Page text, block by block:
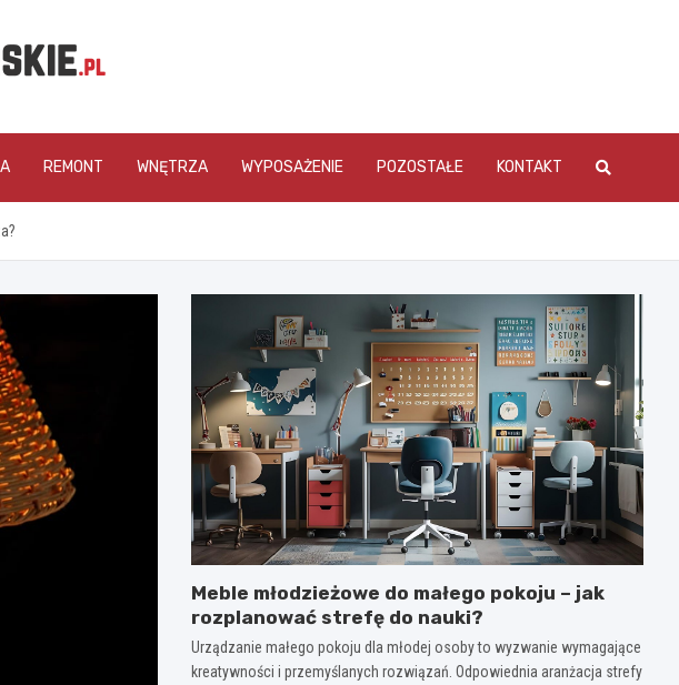
REMONT WNĘTRZA WYPOSAŻENIE POZOSTAŁE KONTAKT
Meble młodzieżowe do małego pokoju – jak
rozplanować strefę do nauki?
Urządzanie małego pokoju dla młodej osoby to wyzwanie wymagające
kreatywności i przemyślanych rozwiązań. Odpowiednia aranżacja strefy